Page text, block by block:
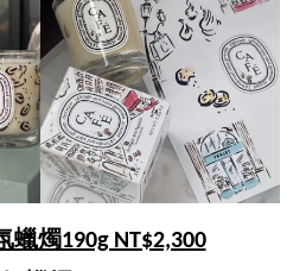
蠟燭190g NT$2,300